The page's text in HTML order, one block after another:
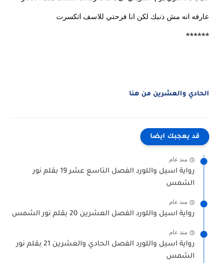
عارفه انه مش ذنبك لكن انا فرحتي للاسف اتكسرت
******
الحادي والعشرين من هنا
قد يعجبك ايضا
منذ عام
رواية اسيل واللورد الفصل التاسع عشر 19 بقلم نور
الشمس
منذ عام
رواية اسيل واللورد الفصل العشرين 20 بقلم نور الشمس
منذ عام
رواية اسيل واللورد الفصل الحادي والعشرين 21 بقلم نور
الشمس